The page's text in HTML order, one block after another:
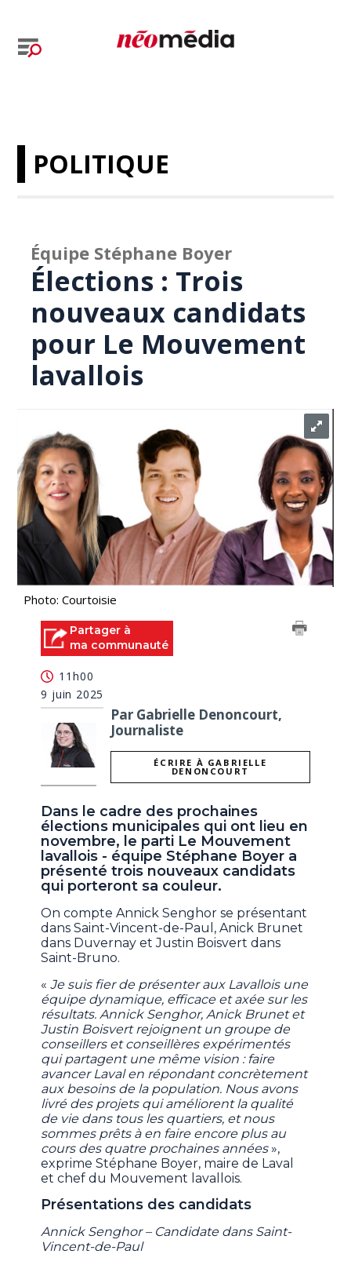
POLITIQUE
Équipe Stéphane Boyer
Élections : Trois
nouveaux candidats
pour Le Mouvement
lavallois
Photo: Courtoisie
Partager à
ma communauté
11h00
9 juin 2025
Par Gabrielle Denoncourt,
Journaliste
ÉCRIRE À GABRIELLE
DENONCOURT
Dans le cadre des prochaines
élections municipales qui ont lieu en
novembre, le parti Le Mouvement
lavallois - équipe Stéphane Boyer a
présenté trois nouveaux candidats
qui porteront sa couleur.
On compte Annick Senghor se présentant
dans Saint-Vincent-de-Paul, Anick Brunet
dans Duvernay et Justin Boisvert dans
Saint-Bruno.
« Je suis fier de présenter aux Lavallois une
équipe dynamique, efficace et axée sur les
résultats. Annick Senghor, Anick Brunet et
Justin Boisvert rejoignent un groupe de
conseillers et conseillères expérimentés
qui partagent une même vision : faire
avancer Laval en répondant concrètement
aux besoins de la population. Nous avons
livré des projets qui améliorent la qualité
de vie dans tous les quartiers, et nous
sommes prêts à en faire encore plus au
cours des quatre prochaines années»,
exprime Stéphane Boyer, maire de Laval
et chef du Mouvement lavallois.
Présentations des candidats
Annick Senghor – Candidate dans Saint-
Vincent-de-Paul